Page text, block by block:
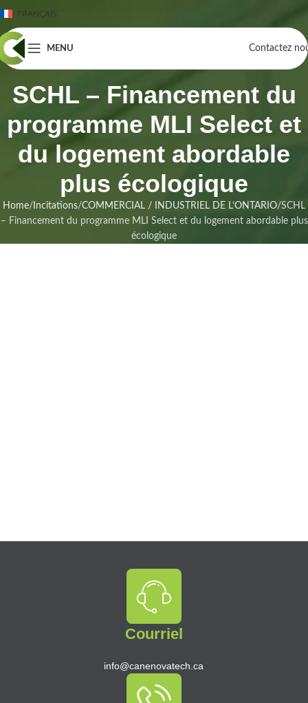
FRANÇAIS
MENU Contactez
SCHL – Financement du
programme MLI Select et
du logement abordable
plus écologique
Home Incitations COMMERCIAL / INDUSTRIEL DE L’ONTARIO SCHL
– Financement du programme MLI Select et du logement abordable plus
écologique
Courriel
info@canenovatech.ca